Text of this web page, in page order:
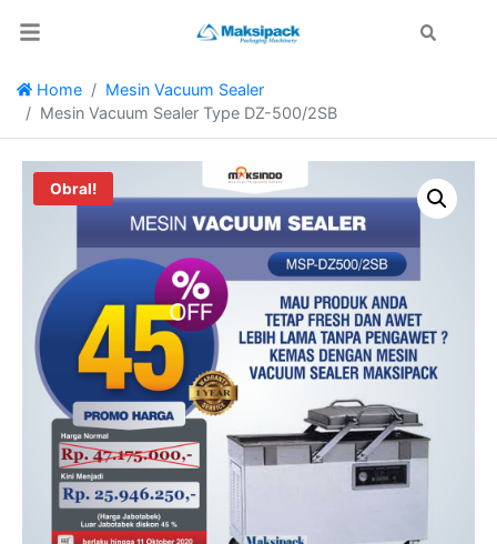
Home
Mesin Vacuum Sealer
Mesin Vacuum Sealer Type DZ-500/2SB
Obral!